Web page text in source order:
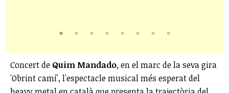
Concert de Quim Mandado, en el marc de la seva gira
'Obrint camí', l'espectacle musical més esperat del